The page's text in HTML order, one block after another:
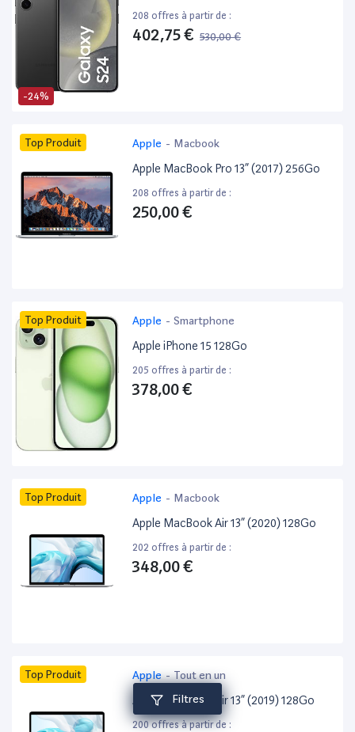
Filtres
-24%
208 offres à partir de :
402,75 € 530,00 €
Top Produit Apple - Macbook
Apple MacBook Pro 13” (2017) 256Go
208 offres à partir de :
250,00 €
Top Produit Apple - Smartphone
Apple iPhone 15 128Go
205 offres à partir de :
378,00 €
Top Produit Apple - Macbook
Apple MacBook Air 13” (2020) 128Go
202 offres à partir de :
348,00 €
Top Produit Apple- Tout en un
Apple MacBook Air 13” (2019) 128Go
200 offres à partir de :